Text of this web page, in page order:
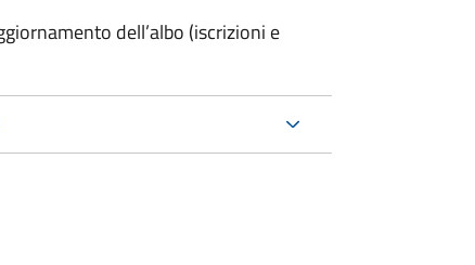
dell’albo (iscrizioni e